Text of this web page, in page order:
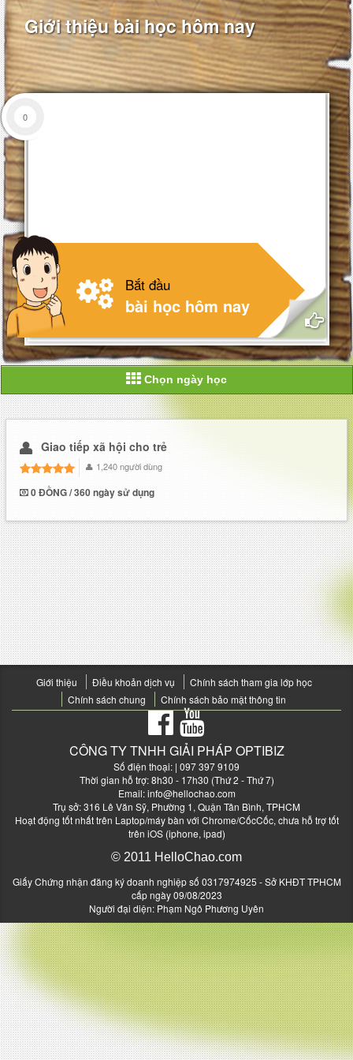
Giới thiệu bài học hôm nay
0
Bắt đầu
bài học hôm nay
Chọn ngày học
Giao tiếp xã hội cho trẻ
1,240 người dùng
0 ĐỒNG / 360 ngày sử dụng
Giới thiệu Điều khoản dịch vụ
Chính sách tham gia lớp học
Chính sách chung
Chính sách bảo mật thông tin
CÔNG TY TNHH GIẢI PHÁP OPTIBIZ
Số điện thoại: | 097 397 9109
Thời gian hỗ trợ: 8h30 - 17h30 (Thứ 2 - Thứ 7)
Email:info@hellochao.com
Trụ sở: 316 Lê Văn Sỹ, Phường 1, Quận Tân Bình, TPHCM
Hoạt động tốt nhất trên Laptop/máy bàn với Chrome/CốcCốc, chưa hỗ trợ tốt
trên iOS (iphone, ipad)
© 2011 HelloChao.com
Giấy Chứng nhận đăng ký doanh nghiệp số 0317974925 - Sở KHĐT TPHCM
cấp ngày 09/08/2023
Người đại diện: Phạm Ngô Phương Uyên